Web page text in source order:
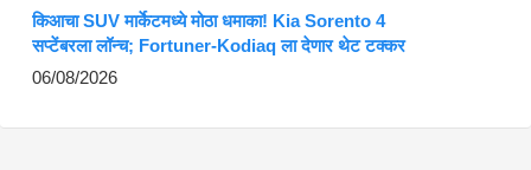
किआचा SUV मार्केटमध्ये मोठा धमाका! Kia Sorento 4
सप्टेंबरला लॉन्च; Fortuner-Kodiaq ला देणार थेट टक्कर
06/08/2026